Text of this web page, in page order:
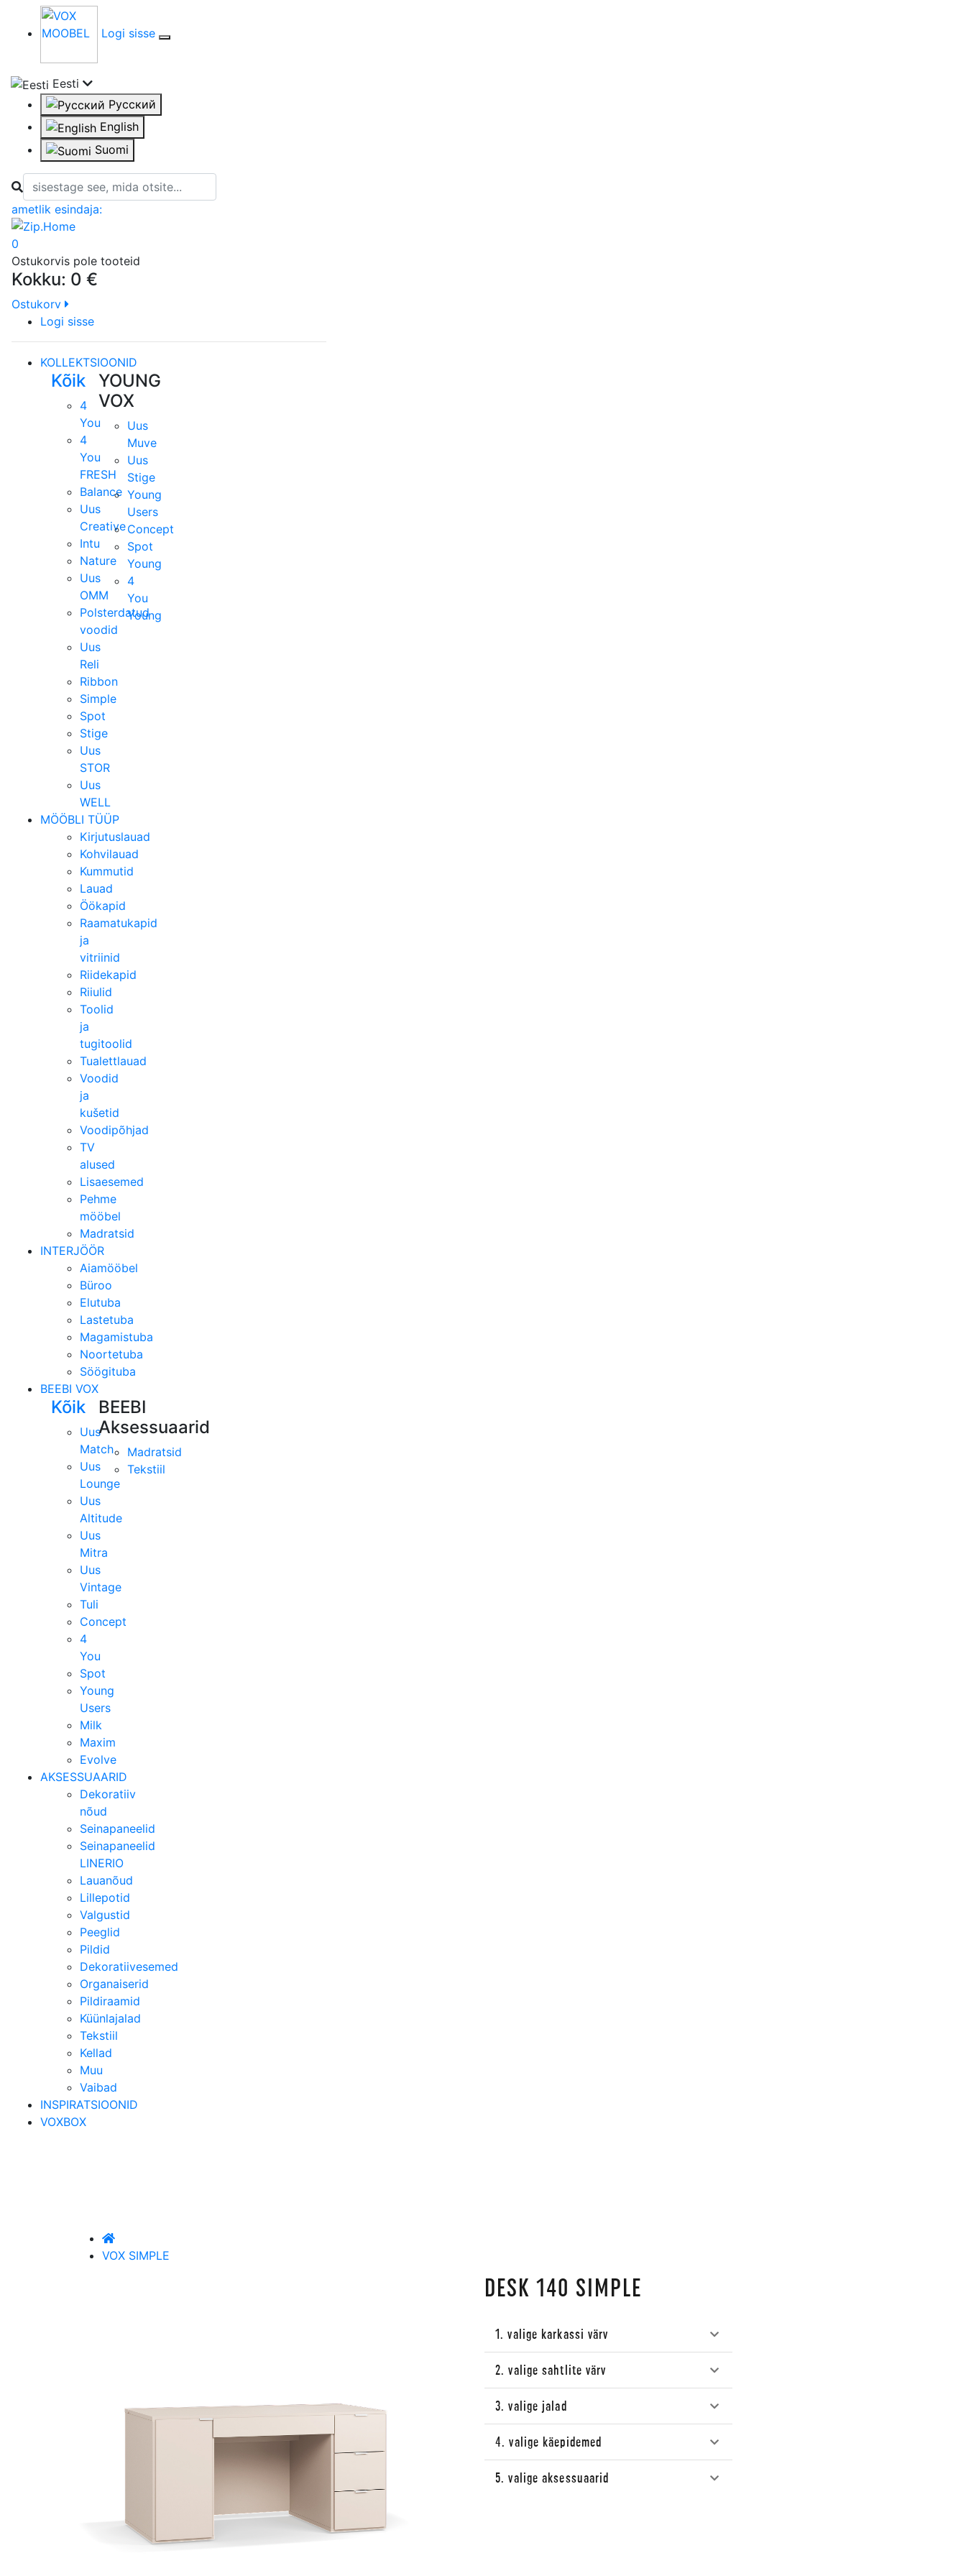
Logi sisse
Eesti
Русский
English
Suomi
ametlik esindaja:
0
Ostukorvis pole tooteid
Kokku: 0 €
Ostukorv
Logi sisse
KOLLEKTSIOONID
Kõik
4
You
4
You
FRESH
Balance
Uus
Creative
Intu
Nature
Uus
OMM
Polsterdatud
voodid
Uus
Reli
Ribbon
Simple
Spot
Stige
Uus
STOR
Uus
WELL
YOUNG
VOX
Uus
Muve
Uus
Stige
Young
Users
Concept
Spot
Young
4
You
Young
MÖÖBLI TÜÜP
Kirjutuslauad
Kohvilauad
Kummutid
Lauad
Öökapid
Raamatukapid
ja
vitriinid
Riidekapid
Riiulid
Toolid
ja
tugitoolid
Tualettlauad
Voodid
ja
kušetid
Voodipõhjad
TV
alused
Lisaesemed
Pehme
mööbel
Madratsid
INTERJÖÖR
Aiamööbel
Büroo
Elutuba
Lastetuba
Magamistuba
Noortetuba
Söögituba
BEEBI VOX
Kõik
Uus
Match
Uus
Lounge
Uus
Altitude
Uus
Mitra
Uus
Vintage
Tuli
Concept
4
You
Spot
Young
Users
Milk
Maxim
Evolve
BEEBI
Aksessuaarid
Madratsid
Tekstiil
AKSESSUAARID
Dekoratiiv
nõud
Seinapaneelid
Seinapaneelid
LINERIO
Lauanõud
Lillepotid
Valgustid
Peeglid
Pildid
Dekoratiivesemed
Organaiserid
Pildiraamid
Küünlajalad
Tekstiil
Kellad
Muu
Vaibad
INSPIRATSIOONID
VOXBOX
VOX SIMPLE
DESK 140 SIMPLE
1. valige karkassi värv
2. valige sahtlite värv
3. valige jalad
4. valige käepidemed
5. valige aksessuaarid